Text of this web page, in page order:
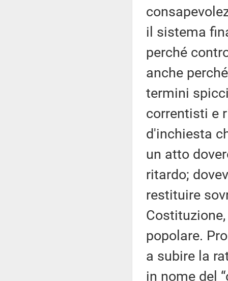
il sistema
perché
anche
termini
correntisti e
d'inchiesta
un atto
ritardo;
restituire
popolare.
a subire la
in nome del